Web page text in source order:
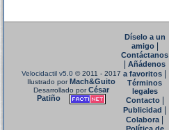
Velocidactil v5.0 © 2011 - 2017
Ilustrado porMach&Guito
Desarrollado porCésar
Patiño
Díselo a un
amigo|
Contáctanos
Añádenos
a favoritos
Términos
legales
Contacto|
Publicidad
Colabora|